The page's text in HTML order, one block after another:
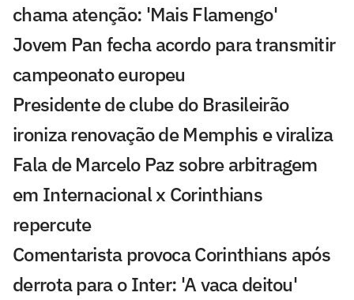
chama atenção: 'Mais Flamengo'
Jovem Pan fecha acordo para transmitir
campeonato europeu
Presidente de clube do Brasileirão
ironiza renovação de Memphis e viraliza
Fala de Marcelo Paz sobre arbitragem
em Internacional x Corinthians
repercute
Comentarista provoca Corinthians após
derrota para o Inter: 'A vaca deitou'